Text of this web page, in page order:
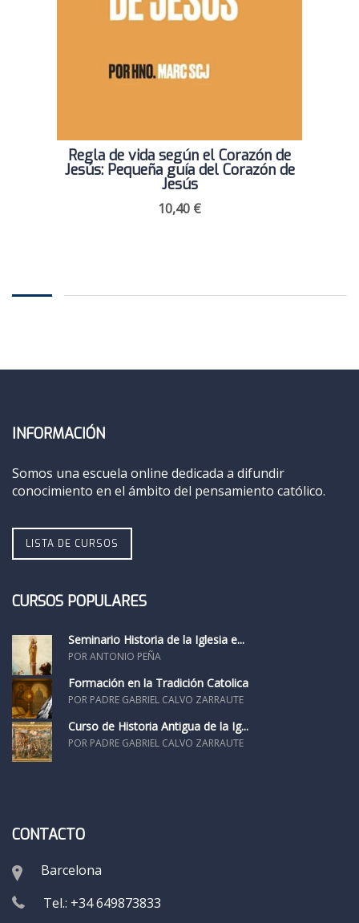
Regla de vida según el Corazón de
Jesús: Pequeña guía del Corazón de
Jesús
10,40 €
INFORMACIÓN
Somos una escuela online dedicada a difundir
conocimiento en el ámbito del pensamiento católico.
LISTA DE CURSOS
CURSOS POPULARES
Seminario Historia de la Iglesia e...
POR ANTONIO PEÑA
Formación en la Tradición Catolica
POR PADRE GABRIEL CALVO ZARRAUTE
Curso de Historia Antigua de la Ig...
POR PADRE GABRIEL CALVO ZARRAUTE
CONTACTO
Barcelona
Tel.: +34 649873833